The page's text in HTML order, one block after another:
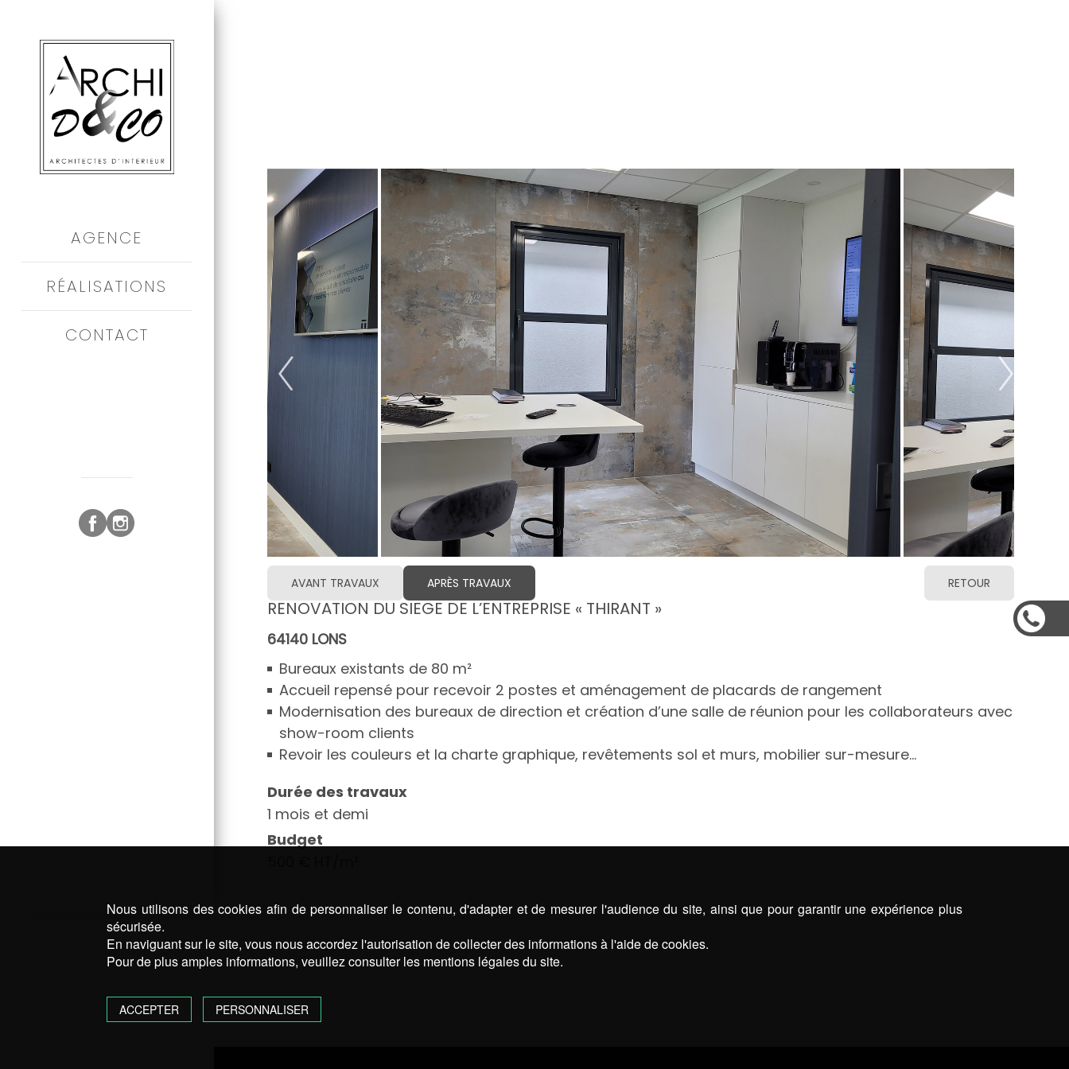
AGENCE
RÉALISATIONS
CONTACT
AVANT TRAVAUX APRÈS TRAVAUX RETOUR
RENOVATION DU SIEGE DE L’ENTREPRISE « THIRANT »
64140 LONS
Bureaux existants de 80 m²
Accueil repensé pour recevoir 2 postes et aménagement de placards de rangement
Modernisation des bureaux de direction et création d’une salle de réunion pour les collaborateurs avec
show-room clients
Revoir les couleurs et la charte graphique, revêtements sol et murs, mobilier sur-mesure…
Durée des travaux
1 mois et demi
Budget
Nous utilisons des cookies afin de personnaliser le contenu, d'adapter et de mesurer l'audience du site, ainsi que pour garantir une expérience plus
sécurisée.
En naviguant sur le site, vous nous accordez l'autorisation de collecter des informations à l'aide de cookies.
Pour de plus amples informations, veuillez consulter les mentions légales du site.
ACCEPTER PERSONNALISER